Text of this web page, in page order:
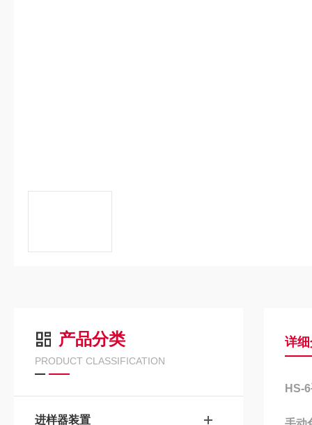
产品分类
PRODUCT CLASSIFICATION
进样器装置
详
HS-6